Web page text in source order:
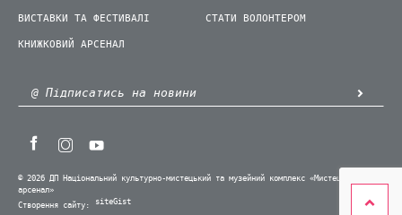
ВИСТАВКИ ТА ФЕСТИВАЛІ
КНИЖКОВИЙ АРСЕНАЛ
СТАТИ ВОЛОНТЕРОМ
© 2026 ДП Національний культурно-мистецький та музейний комплекс «Мистецький
арсенал»
Створення сайту:
siteGist